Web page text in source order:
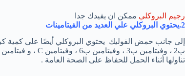
رجيم البروكلي ممكن ان يفيدك جدا
2.يحتوي البروكلي علي العديد من الفيتامينات
تناولها أثناء الحمل للحفاظ على الصحة العامة .